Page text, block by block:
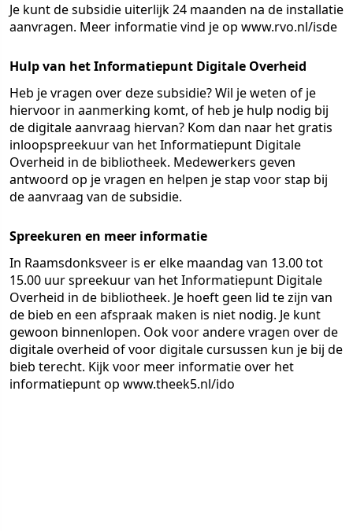
Je kunt de subsidie uiterlijk 24 maanden na de installatie
aanvragen. Meer informatie vind je op www.rvo.nl/isde
Hulp van het Informatiepunt Digitale Overheid
Heb je vragen over deze subsidie? Wil je weten of je
hiervoor in aanmerking komt, of heb je hulp nodig bij
de digitale aanvraag hiervan? Kom dan naar het gratis
inloopspreekuur van het Informatiepunt Digitale
Overheid in de bibliotheek. Medewerkers geven
antwoord op je vragen en helpen je stap voor stap bij
de aanvraag van de subsidie.
Spreekuren en meer informatie
In Raamsdonksveer is er elke maandag van 13.00 tot
15.00 uur spreekuur van het Informatiepunt Digitale
Overheid in de bibliotheek. Je hoeft geen lid te zijn van
de bieb en een afspraak maken is niet nodig. Je kunt
gewoon binnenlopen. Ook voor andere vragen over de
digitale overheid of voor digitale cursussen kun je bij de
bieb terecht. Kijk voor meer informatie over het
informatiepunt op www.theek5.nl/ido